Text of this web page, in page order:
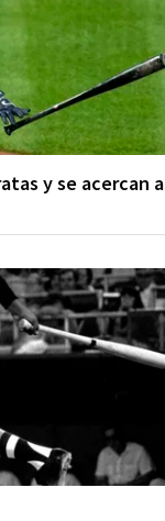
y se acercan a